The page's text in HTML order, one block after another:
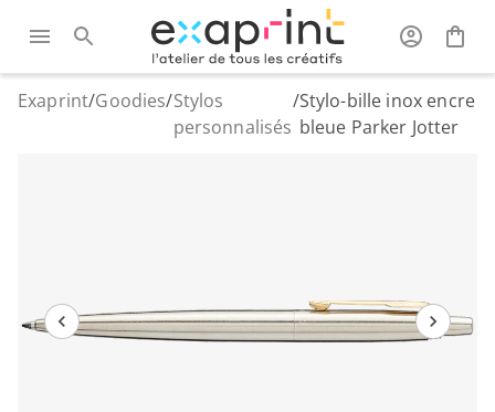
Exaprint/Goodies/Stylos
personnalisés
/Stylo-bille inox encre
bleue Parker Jotter